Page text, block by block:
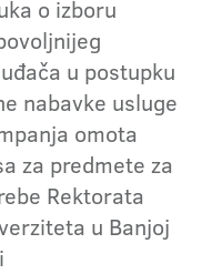
o izboru
u postupku
nabavke usluge
omota
za predmete za
Rektorata
u Banjoj